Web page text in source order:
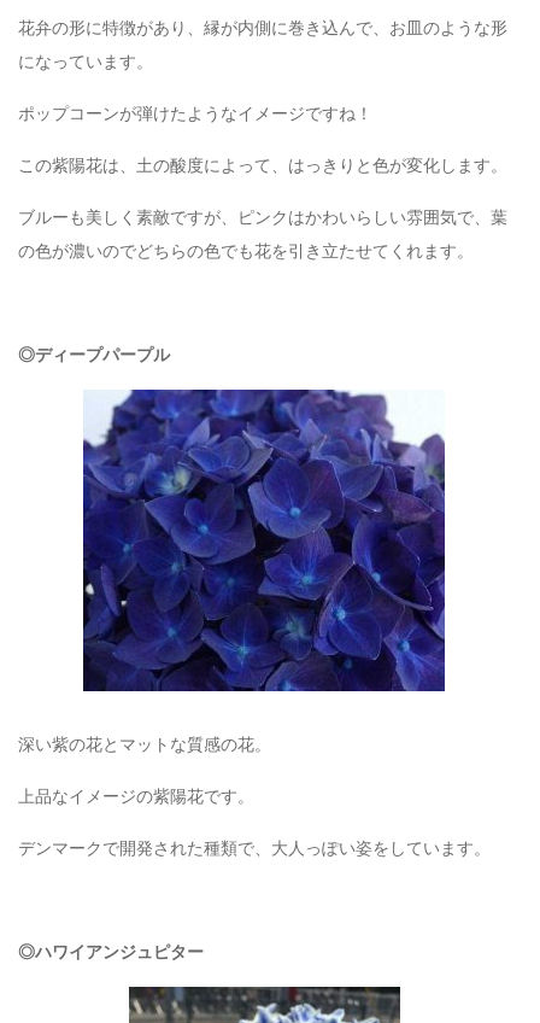
花弁の形に特徴があり、縁が内側に巻き込んで、お皿のような形
になっています。
ポップコーンが弾けたようなイメージですね！
この紫陽花は、土の酸度によって、はっきりと色が変化します。
ブルーも美しく素敵ですが、ピンクはかわいらしい雰囲気で、葉
の色が濃いのでどちらの色でも花を引き立たせてくれます。
◎ディープパープル
深い紫の花とマットな質感の花。
上品なイメージの紫陽花です。
デンマークで開発された種類で、大人っぽい姿をしています。
◎ハワイアンジュピター